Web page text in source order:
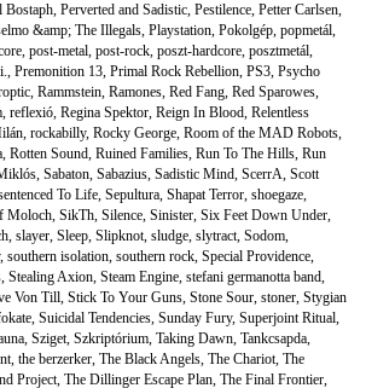
Bostaph, Perverted and Sadistic, Pestilence, Petter Carlsen,
&amp; The Illegals, Playstation, Pokolgép, popmetál,
, post-metal, post-rock, poszt-hardcore, posztmetál,
, Premonition 13, Primal Rock Rebellion, PS3, Psycho
, Rammstein, Ramones, Red Fang, Red Sparowes,
, reflexió, Regina Spektor, Reign In Blood, Relentless
, rockabilly, Rocky George, Room of the MAD Robots,
, Rotten Sound, Ruined Families, Run To The Hills, Run
, Sabaton, Sabazius, Sadistic Mind, ScerrA, Scott
To Life, Sepultura, Shapat Terror, shoegaze,
Moloch, SikTh, Silence, Sinister, Six Feet Down Under,
, slayer, Sleep, Slipknot, sludge, slytract, Sodom,
, southern isolation, southern rock, Special Providence,
, Stealing Axion, Steam Engine, stefani germanotta band,
Von Till, Stick To Your Guns, Stone Sour, stoner, Stygian
, Suicidal Tendencies, Sunday Fury, Superjoint Ritual,
, Sziget, Szkriptórium, Taking Dawn, Tankcsapda,
, the berzerker, The Black Angels, The Chariot, The
Project, The Dillinger Escape Plan, The Final Frontier,